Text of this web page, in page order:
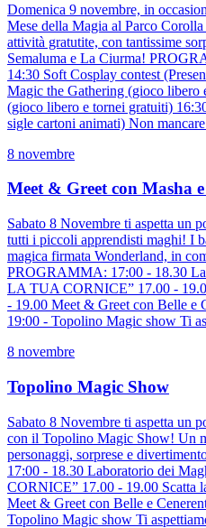
Domenica 9 novembre, in
Mese della Magia al Parco
attività gratutite, con tantissime
Semaluma e La Ciurma!
14:30 Soft Cosplay contest
Magic the Gathering (gioco libero
(gioco libero e tornei gratuiti)
sigle cartoni animati) Non
8 novembre
Meet & Greet con Masha
Sabato 8 Novembre ti aspetta un
tutti i piccoli apprendisti maghi! I
magica firmata Wonderland, in
PROGRAMMA: 17:00 - 18.30
LA TUA CORNICE” 17.00 -
- 19.00 Meet & Greet con Belle e
19:00 - Topolino Magic show Ti
8 novembre
Topolino Magic Show
Sabato 8 Novembre ti aspetta un
con il Topolino Magic Show! Un
personaggi, sorprese e
17:00 - 18.30 Laboratorio dei
CORNICE” 17.00 - 19.00 Scatta
Meet & Greet con Belle e
Topolino Magic show Ti